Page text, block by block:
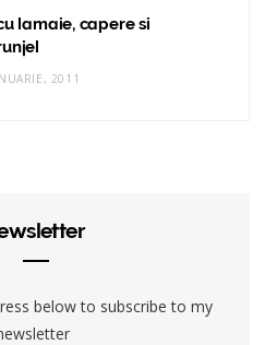
lamaie, capere si
2011
below to subscribe to my